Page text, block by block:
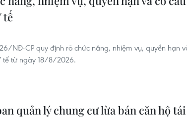
tế
NĐ-CP quy định rõ chức năng, nhiệm vụ, quyền hạn
tế từ ngày 18/8/2026.
quản lý chung cư lừa bán căn hộ